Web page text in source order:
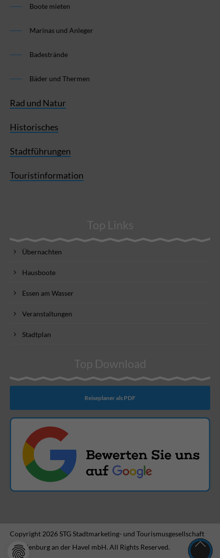
Boote mieten
Marinas und Anleger
Badestrände
Bäder und Thermen
Rad und Natur
Historisches
Stadtführungen
Touristinformation
Top Links
Übernachten
Hausboote
Essen am Wasser
Veranstaltungen
Stadtplan
Top Download
Reiseplaner als PDF
Copyright 2026 STG Stadtmarketing- und Tourismusgesellschaft
Brandenburg an der Havel mbH. All Rights Reserved.